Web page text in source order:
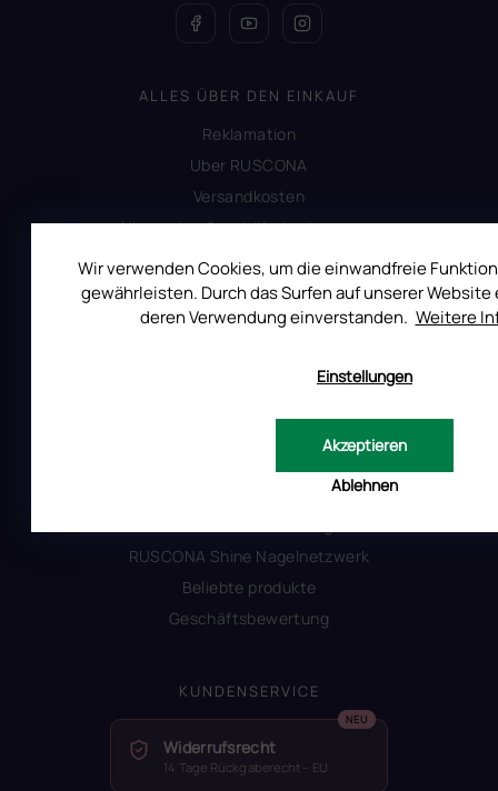
Wir verwenden Cookies, um die einwandfreie
gewährleisten. Durch das Surfen auf unserer Website
deren Verwendung einverstanden. Weitere
Einstellungen
Ablehnen
Akzeptieren
ALLES ÜBER DEN EINKAUF
Reklamation
Uber RUSCONA
Versandkosten
Allgemeine Geschäftsbedingungen
Datenschutzerklärung
Produktsicherheit
RUSCONA Shine Nagelnetzwerk
Beliebte produkte
Geschäftsbewertung
KUNDENSERVICE
Widerrufsrecht
14 Tage Rückgaberecht – EU